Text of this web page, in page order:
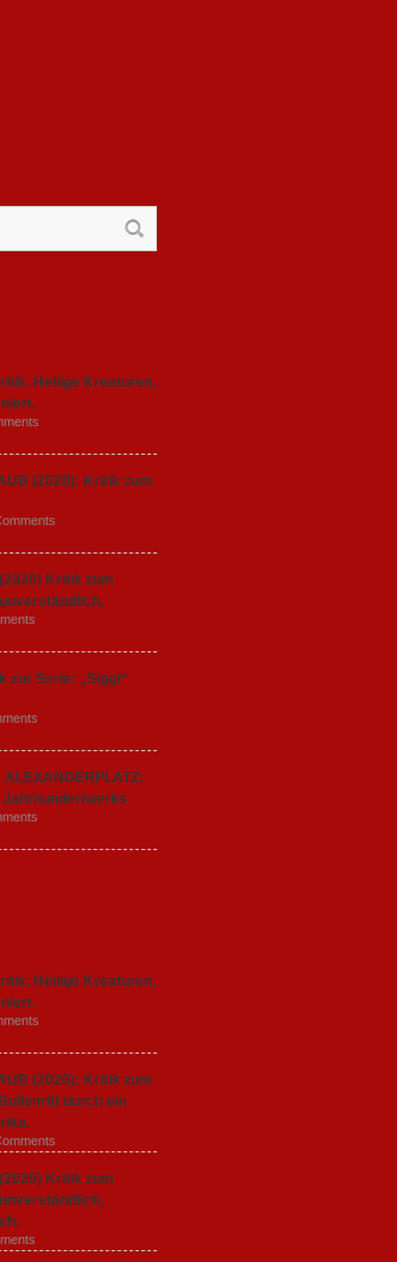
Heilige Kreaturen,
(2020): Kritik zum
Kritik zum
zur Serie: „Siggi“
Jahrhundertwerks
Heilige Kreaturen,
(2020): Kritik zum
durch ein
Kritik zum